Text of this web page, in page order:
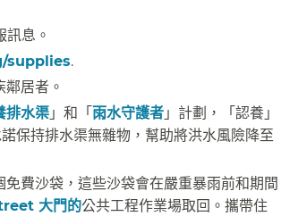
息。​​
supplies.​​
居者。​​
排水渠 」和「 雨水守護者 」計劃，「認養」
保持排水渠無雜物，幫助將洪水風險降至
費沙袋，這些沙袋會在嚴重暴雨前和期間
大門的公共工程作業場取回。攜帶住